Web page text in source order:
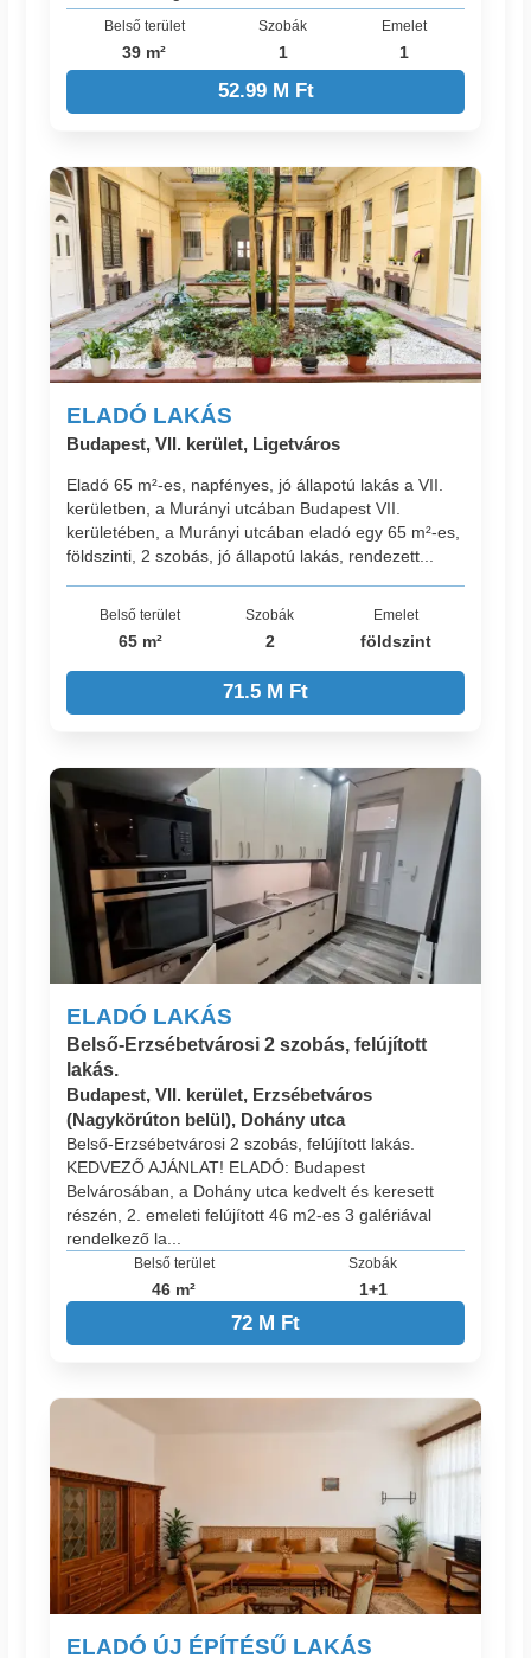
Belső terület
39 m²
Szobák
1
Emelet
1
52.99 M Ft
ELADÓ LAKÁS
Budapest, VII. kerület, Ligetváros
Eladó 65 m²-es, napfényes, jó állapotú lakás a VII.
kerületben, a Murányi utcában Budapest VII.
kerületében, a Murányi utcában eladó egy 65 m²-es,
földszinti, 2 szobás, jó állapotú lakás, rendezett...
Belső terület
65 m²
Szobák
2
Emelet
földszint
71.5 M Ft
ELADÓ LAKÁS
Belső-Erzsébetvárosi 2 szobás, felújított
lakás.
Budapest, VII. kerület, Erzsébetváros
(Nagykörúton belül), Dohány utca
Belső-Erzsébetvárosi 2 szobás, felújított lakás.
KEDVEZŐ AJÁNLAT! ELADÓ: Budapest
Belvárosában, a Dohány utca kedvelt és keresett
részén, 2. emeleti felújított 46 m2-es 3 galériával
rendelkező la...
Belső terület
46 m²
Szobák
1+1
72 M Ft
ELADÓ ÚJ ÉPÍTÉSŰ LAKÁS